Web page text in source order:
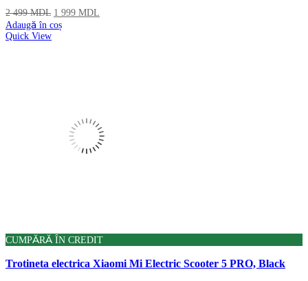
2 499MDL 1 999 MDL
Adaugă în coș
Quick View
CUMPĂRĂ ÎN CREDIT
Trotineta electrica Xiaomi Mi Electric Scooter 5 PRO, Black